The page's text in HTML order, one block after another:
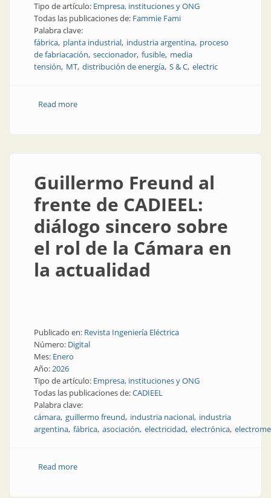
Tipo de artículo: Empresa, instituciones y ONG
Todas las publicaciones de: Fammie Fami
Palabra clave:
fábrica planta industrial industria argentina proceso
de fabriacación seccionador fusible media
tensión MT distribución de energía S & C electric
Read moreabout Así es la fábrica de seccionadores y fusibles
Guillermo Freund al
frente de CADIEEL:
diálogo sincero sobre
el rol de la Cámara en
la actualidad
Publicado en: Revista Ingeniería Eléctrica
Número: Digital
Mes: Enero
Año:2026
Tipo de artículo: Empresa, instituciones y ONG
Todas las publicaciones de:CADIEEL
Palabra clave:
cámara guillermo freund industria nacional industria
argentina fábrica asociación electricidad electrónica
Read moreabout Guillermo Freund al frente de CADIEEL: diálogo